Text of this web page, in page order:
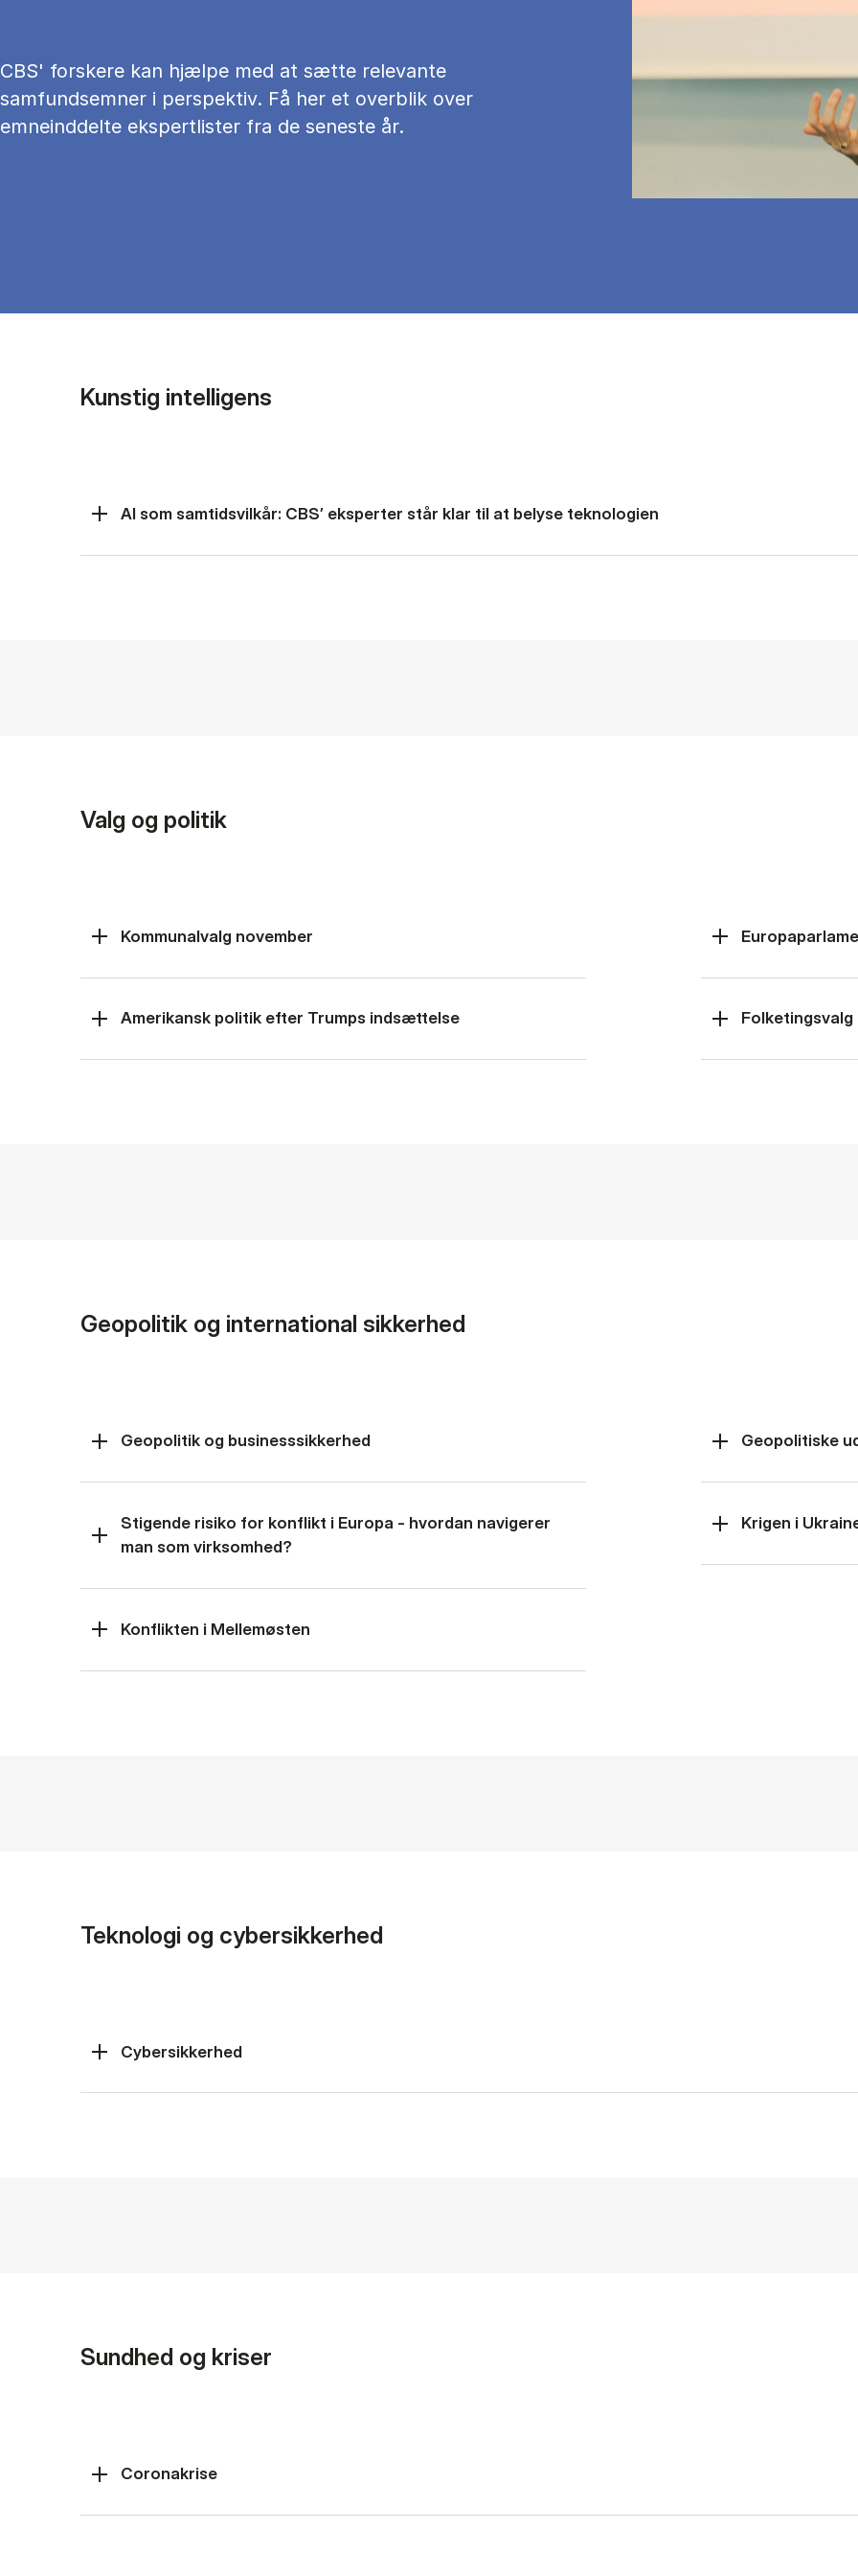
CBS' forskere kan hjælpe med at sætte relevante
samfundsemner i perspektiv. Få her et overblik over
emneinddelte ekspertlister fra de seneste år.
Kunstig intelligens
AI som samtidsvilkår: CBS’ eksperter står klar til at belyse teknologien
Valg og politik
Kommunalvalg november
Amerikansk politik efter Trumps indsættelse Folketingsvalg
Geopolitik og international sikkerhed
Geopolitik og businesssikkerhed
Stigende risiko for konflikt i Europa - hvordan navigerer
man som virksomhed?
Konflikten i Mellemøsten
Geopolitiske
Krigen i
Teknologi og cybersikkerhed
Cybersikkerhed
Sundhed og kriser
Coronakrise